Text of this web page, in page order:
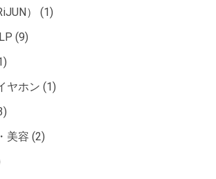
）
(1)
(9)
ヤホン (1)
美容 (2)